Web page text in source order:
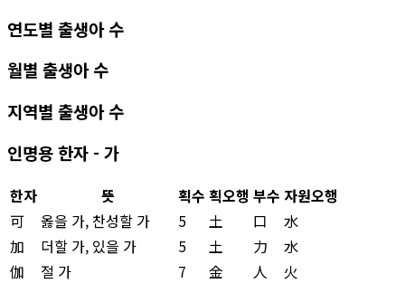
연도별 출생아 수
월별 출생아 수
지역별 출생아 수
인명용 한자 - 가
한자 뜻 획수 획오행 부수 자원오행
可
옳을 가, 찬성할 가 5 土 口
水
加
더할 가, 있을 가 5 土 力
水
伽
절 가 7 金 人
火